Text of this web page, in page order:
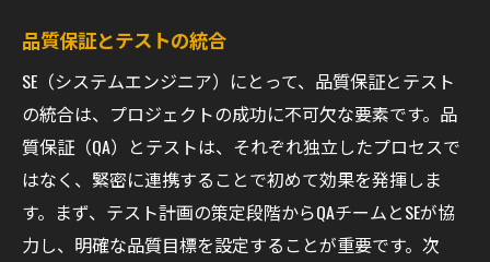
品質保証とテストの統合
SE（システムエンジニア）にとって、品質保証とテスト
の統合は、プロジェクトの成功に不可欠な要素です。品
質保証（QA）とテストは、それぞれ独立したプロセスで
はなく、緊密に連携することで初めて効果を発揮しま
す。まず、テスト計画の策定段階からQAチームとSEが協
力し、明確な品質目標を設定することが重要です。次